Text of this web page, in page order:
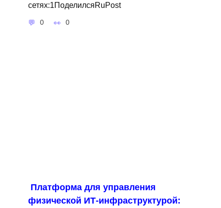
сетях:1ПоделилсяRuPost
0 0
Платформа для управления
физической ИТ-инфраструктурой: